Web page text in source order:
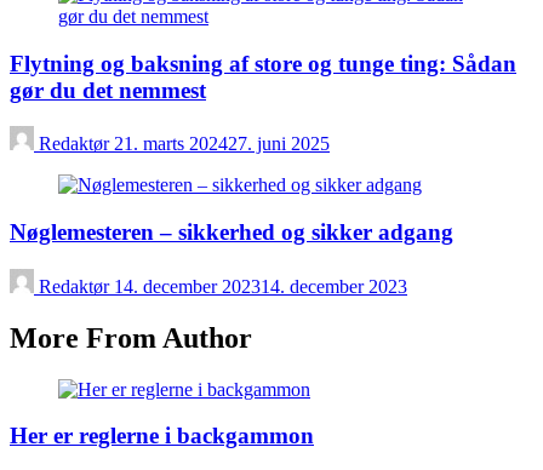
Flytning og baksning af store og tunge ting: Sådan
gør du det nemmest
Redaktør 21. marts 202427. juni 2025
Nøglemesteren – sikkerhed og sikker adgang
Redaktør 14. december 202314. december 2023
More From Author
Her er reglerne i backgammon